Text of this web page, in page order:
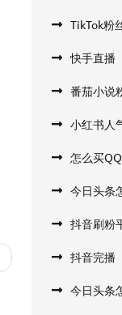
TikTok粉
快手直播
番茄小说
小红书人
怎么买
今日头条
抖音刷粉
抖音完播
今日头条